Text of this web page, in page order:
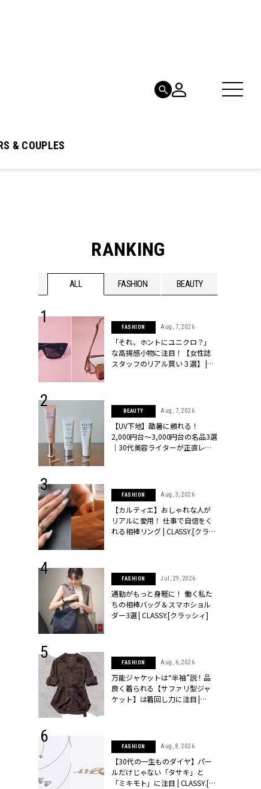
& COUPLES
RANKING
ALL FASHION BEAUTY
ドのリ
ップルの
クラッシ
1つでも
ートの
ズに注
]
シィ]
FASHION Aug, 7, 2026
「それ、ホントにユニクロ？」
な高揚感小物に注目！【女性誌
スタッフのリアル買い３選】 |
BEAUTY Aug, 7, 2026
【UV下地】酷暑に頼れる！
2,000円台〜3,000円台の名品3選
｜30代美容ライターが正直レビ
FASHION Aug, 3, 2026
【カルティエ】おしゃれな人が
リアルに愛用！ 仕事で自信をく
れる相棒リング | CLASSY.[クラッ
FASHION Jul, 29, 2026
通勤がもっと身軽に！ 働く私た
ちの相棒バッグ＆スマホショル
ダー3選 | CLASSY.[クラッシィ]
FASHION Aug, 6, 2026
万能ジャケットは“半袖”説！品
良く着られる【サファリ型ジャ
ケット】は着回し力に注目 |
FASHION Aug, 8, 2026
【30代の一生ものダイヤ】パー
ルだけじゃない「タサキ」と
「ミキモト」に注目 | CLASSY.[ク